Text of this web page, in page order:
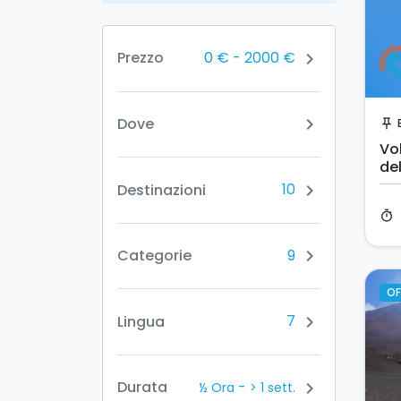
Prezzo 0 € - 2000 € chevron_right
Dove chevron_right
Destinazioni 10 chevron_right
Categorie 9 chevron_right
Lingua 7 chevron_right
Durata ½ Ora - > 1 sett. chevron_right
push_pin
timer